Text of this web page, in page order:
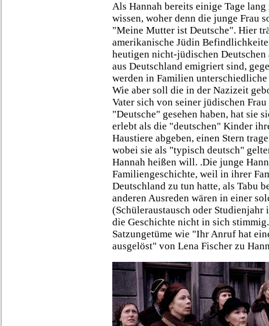
Als Hannah bereits einige Tage
wissen, woher denn die junge Frau
"Meine Mutter ist Deutsche". Hier
amerikanische Jüdin
heutigen nicht-jüdischen
aus Deutschland emigriert sind,
werden in Familien
Wie aber soll die in der Nazizeit
Vater sich von seiner jüdischen
"Deutsche" gesehen haben, hat sie
erlebt als die "deutschen" Kinder
Haustiere abgeben, einen Stern
wobei sie als "typisch deutsch"
Hannah heißen will. .Die junge
Familiengeschichte, weil in ihrer
Deutschland zu tun hatte, als Tabu
anderen Ausreden wären in einer
(Schüleraustausch oder
die Geschichte nicht in sich
Satzungetüme wie "Ihr Anruf hat
ausgelöst" von Lena Fischer zu